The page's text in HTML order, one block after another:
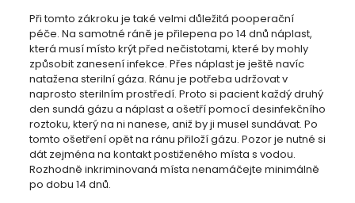
Při tomto zákroku je také velmi důležitá pooperační
péče. Na samotné ráně je přilepena po 14 dnů náplast,
která musí místo krýt před nečistotami, které by mohly
způsobit zanesení infekce. Přes náplast je ještě navíc
natažena sterilní gáza. Ránu je potřeba udržovat v
naprosto sterilním prostředí. Proto si pacient každý druhý
den sundá gázu a náplast a ošetří pomocí desinfekčního
roztoku, který na ni nanese, aniž by ji musel sundávat. Po
tomto ošetření opět na ránu přiloží gázu. Pozor je nutné si
dát zejména na kontakt postiženého místa s vodou.
Rozhodně inkriminovaná místa nenamáčejte minimálně
po dobu 14 dnů.